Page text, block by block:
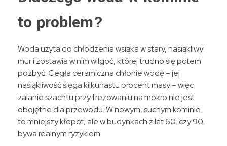
to problem?
Woda użyta do chłodzenia wsiąka w stary, nasiąkliwy
mur i zostawia w nim wilgoć, której trudno się potem
pozbyć. Cegła ceramiczna chłonie wodę – jej
nasiąkliwość sięga kilkunastu procent masy – więc
zalanie szachtu przy frezowaniu na mokro nie jest
obojętne dla przewodu. W nowym, suchym kominie
to mniejszy kłopot, ale w budynkach z lat 60. czy 90.
bywa realnym ryzykiem.